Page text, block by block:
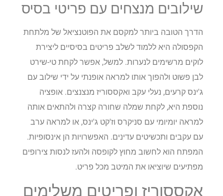
שילובים מנצחים עם פריטי בסיס
הדרך הטובה ביותר למקסם את הפוטנציאל של מלתחת
הקפסולה היא ללמוד לשלב פריטים בסיסיים ליצירת
לוקים מרשימים לנערות. למשל, אפשר לקחת טי-שירט
לבן פשוט ולהפוך אותו למראה אופנתי על ידי שילוב עם
ג'ינס קרעים, נעלי עקב ואקססוריז מנצנצים. אופציה
נוספת היא, לקחת שמלה שחורה קצרה ולהתאים אותה
למראה יומיומי עם סניקרס וז'קט ג'ינס, או למראה ערב
עם עקבים ותכשיטים עדינים. האפשרויות הן אינסופיות.
המפתח הוא לחשוב מחוץ לקופסה ולהעז לנסות צירופים
מפתיעים שיוציאו את המיטב מכל פריט.
אקססוריז ופריטים משלימים